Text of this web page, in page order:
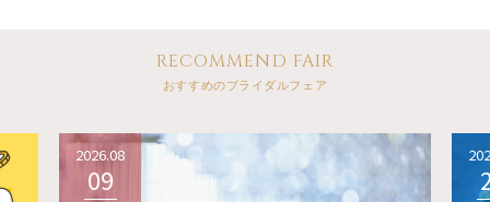
RECOMMEND FAIR
おすすめのブライダルフェア
2026.08
09